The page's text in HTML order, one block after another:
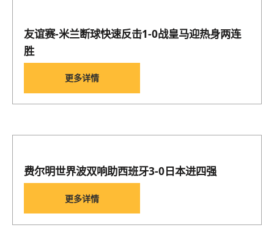
友谊赛-米兰断球快速反击1-0战皇马迎热身两连
胜
更多详情
费尔明世界波双响助西班牙3-0日本进四强
更多详情